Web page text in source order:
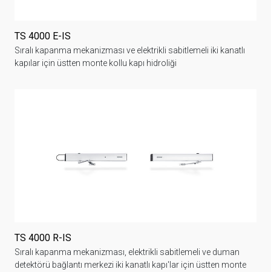
TS 4000 E-IS
Sıralı kapanma mekanizması ve elektrikli sabitlemeli iki kanatlı
kapılar için üstten monte kollu kapı hidroliği
TS 4000 R-IS
Sıralı kapanma mekanizması, elektrikli sabitlemeli ve duman
detektörü bağlantı merkezi iki kanatlı kapı'lar için üstten monte